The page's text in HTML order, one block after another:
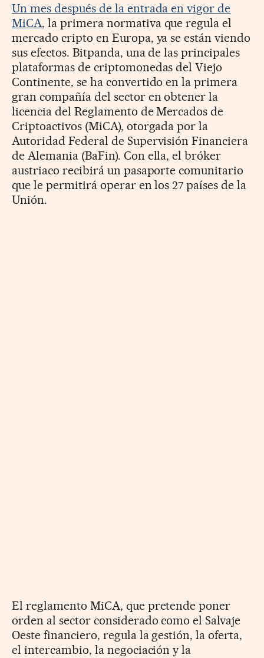
Un mes después de la entrada en vigor de
MiCA, la primera normativa que regula el
mercado cripto en Europa, ya se están viendo
sus efectos. Bitpanda, una de las principales
plataformas de criptomonedas del Viejo
Continente, se ha convertido en la primera
gran compañía del sector en obtener la
licencia del Reglamento de Mercados de
Criptoactivos (MiCA), otorgada por la
Autoridad Federal de Supervisión Financiera
de Alemania (BaFin). Con ella, el bróker
austriaco recibirá un pasaporte comunitario
que le permitirá operar en los 27 países de la
Unión.
El reglamento MiCA, que pretende poner
orden al sector considerado como el Salvaje
Oeste financiero, regula la gestión, la oferta,
el intercambio, la negociación y la